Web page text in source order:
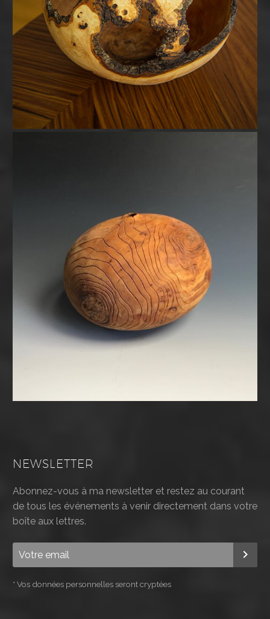
NEWSLETTER
Abonnez-vous à ma newsletter et restez au courant
de tous les événements à venir directement dans votre
boîte aux lettres.
* Vos données personnelles seront cryptées